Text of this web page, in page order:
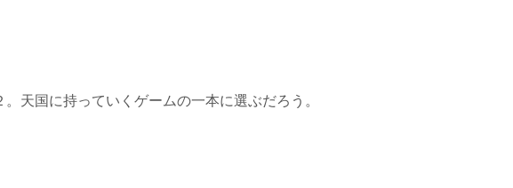
天国に持っていくゲームの一本に選ぶだろう。